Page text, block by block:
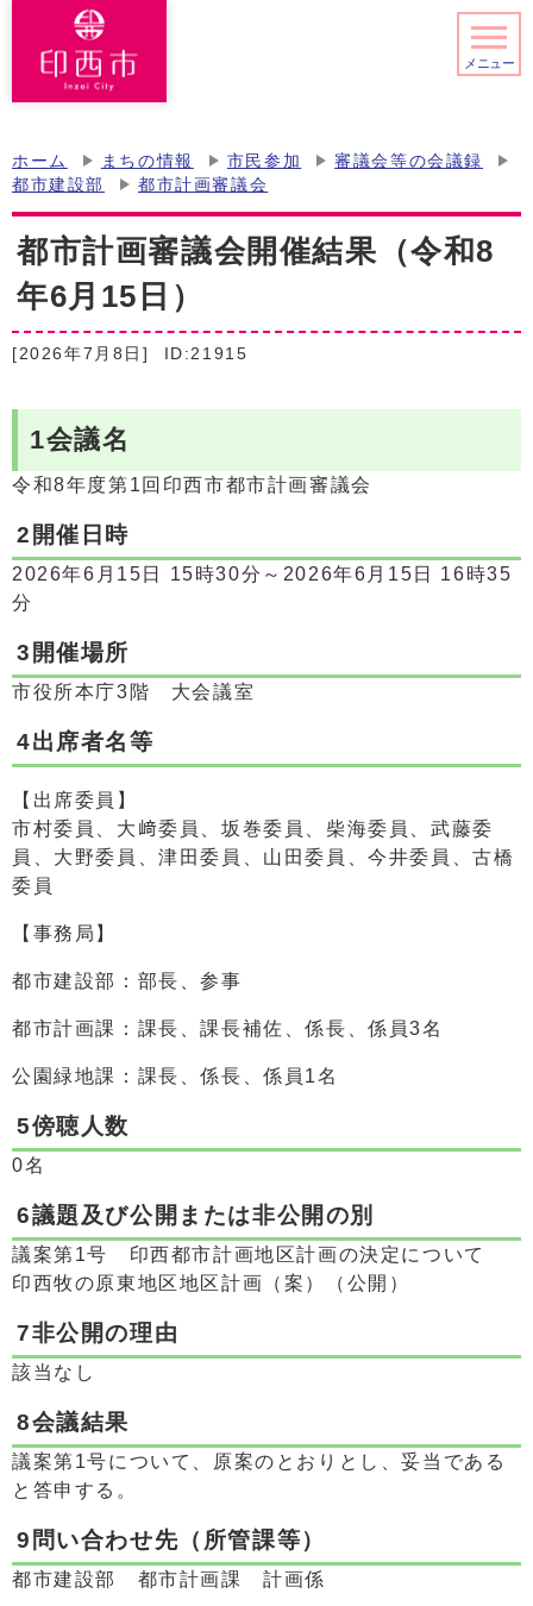
メニュー
ホーム まちの情報 市民参加
審議会等の会議録
都市建設部
都市計画審議会
都市計画審議会開催結果（令和8
年6月15日）
[2026年7月8日] ID:21915
1会議名
令和8年度第1回印西市都市計画審議会
2開催日時
2026年6月15日 15時30分～2026年6月15日 16時35
分
3開催場所
市役所本庁3階 大会議室
4出席者名等
【出席委員】
市村委員、大﨑委員、坂巻委員、柴海委員、武藤委
員、大野委員、津田委員、山田委員、今井委員、古橋
委員
【事務局】
都市建設部：部長、参事
都市計画課：課長、課長補佐、係長、係員3名
公園緑地課：課長、係長、係員1名
5傍聴人数
0名
6議題及び公開または非公開の別
議案第1号 印西都市計画地区計画の決定について
印西牧の原東地区地区計画（案）（公開）
7非公開の理由
該当なし
8会議結果
議案第1号について、原案のとおりとし、妥当である
と答申する。
9問い合わせ先（所管課等）
都市建設部 都市計画課 計画係